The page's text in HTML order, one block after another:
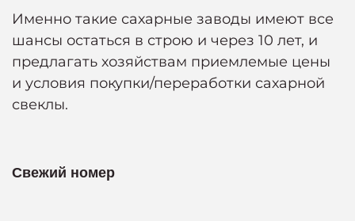
Именно такие сахарные заводы имеют все
шансы остаться в строю и через 10 лет, и
предлагать хозяйствам приемлемые цены
и условия покупки/переработки сахарной
свеклы.
Свежий номер